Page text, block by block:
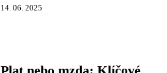
14. 06. 2025